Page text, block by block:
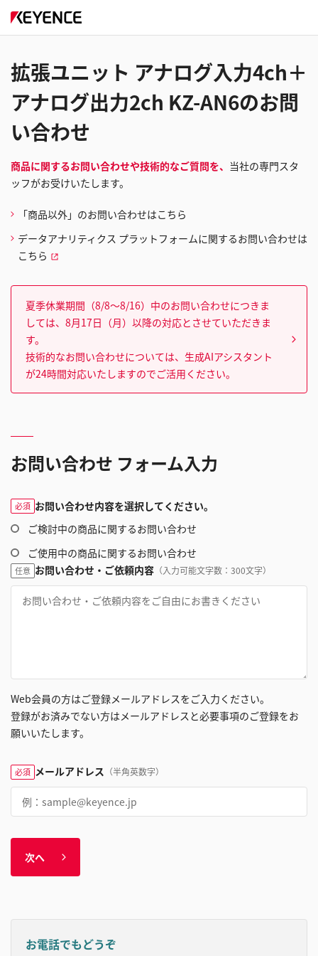
拡張ユニット アナログ入力4ch＋
アナログ出力2ch KZ-AN6のお問
い合わせ
商品に関するお問い合わせや技術的なご質問を、 当社の専門スタ
ッフがお受けいたします。
「商品以外」のお問い合わせはこちら
データアナリティクス プラットフォームに関するお問い合わせは
こちら
夏季休業期間（8/8～8/16）中のお問い合わせにつきま
しては、8月17日（月）以降の対応とさせていただきま
す。
技術的なお問い合わせについては、生成AIアシスタント
が24時間対応いたしますのでご活用ください。
お問い合わせ フォーム入力
必須 お問い合わせ内容を選択してください。
ご検討中の商品に関するお問い合わせ
ご使用中の商品に関するお問い合わせ
任意 お問い合わせ・ご依頼内容 （入力可能文字数：300文字）
Web会員の方はご登録メールアドレスをご入力ください。
登録がお済みでない方はメールアドレスと必要事項のご登録をお
願いいたします。
必須 メールアドレス （半角英数字）
次へ
お電話でもどうぞ